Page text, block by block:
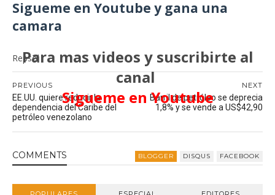
Sigueme en Youtube y gana una
camara
Para mas videos y suscribirte al
canal
Sigueme en Youtube
Repsol
NEXT
Barril de petróleo se deprecia
1,8% y se vende a US$42,90
PREVIOUS
EE.UU. quiere reducir la
dependencia del Caribe del
petróleo venezolano
COMMENTS BLOGGER DISQUS FACEBOOK